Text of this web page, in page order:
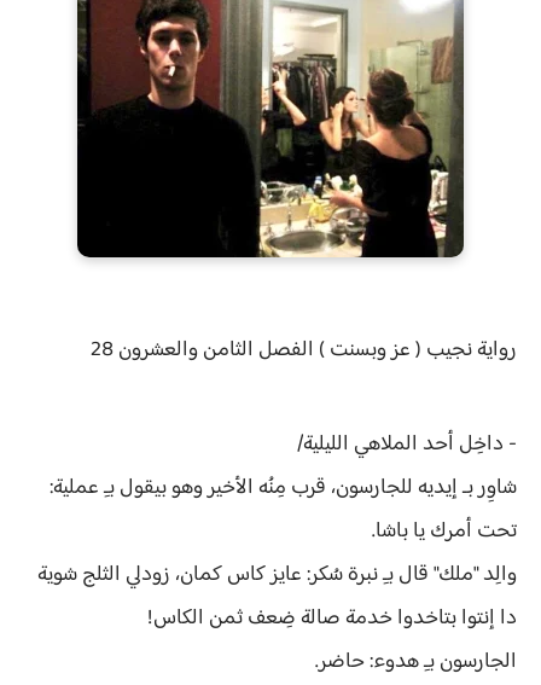
روايةنجيب ( عز وبسنت ) الفصل الثامن والعشرون 28
- داخِل أحد الملاهي الليلية/
شاوِر بـ إيديه للجارسون، قرب مِنُه الأخير وهو بيقول بـِ عملية:
تحت أمرك يا باشا.
والِد "ملك" قال بـِ نبرة سُكر: عايز كاس كمان، زودلي الثلج شوية
دا إنتوا بتاخدوا خدمة صالة ضِعف ثمن الكاس!
الجارسون بـِ هدوء: حاضر.